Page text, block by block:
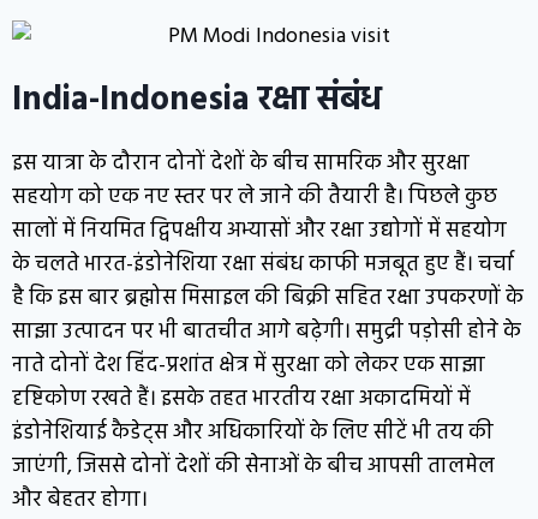
India-Indonesiaरक्षा संबंध
इस यात्रा के दौरान दोनों देशों के बीच सामरिक और सुरक्षा
सहयोग को एक नए स्तर पर ले जाने की तैयारी है। पिछले कुछ
सालों में नियमित द्विपक्षीय अभ्यासों और रक्षा उद्योगों में सहयोग
के चलते भारत-इंडोनेशिया रक्षा संबंध काफी मजबूत हुए हैं। चर्चा
है कि इस बार ब्रह्मोस मिसाइल की बिक्री सहित रक्षा उपकरणों के
साझा उत्पादन पर भी बातचीत आगे बढ़ेगी। समुद्री पड़ोसी होने के
नाते दोनों देश हिंद-प्रशांत क्षेत्र में सुरक्षा को लेकर एक साझा
दृष्टिकोण रखते हैं। इसके तहत भारतीय रक्षा अकादमियों में
इंडोनेशियाई कैडेट्स और अधिकारियों के लिए सीटें भी तय की
जाएंगी, जिससे दोनों देशों की सेनाओं के बीच आपसी तालमेल
और बेहतर होगा।